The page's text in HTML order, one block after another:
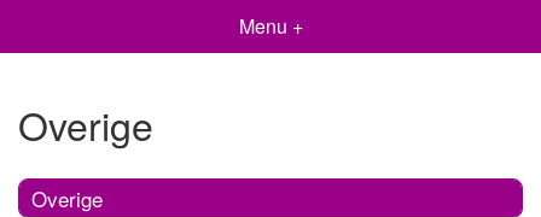
Menu +
Overige
Overige